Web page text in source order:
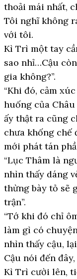
thoải mái nhất,
Tôi nghĩ không
với tôi.
Kì Trì một tay
sao nhỉ…Cậu
gia không?”.
“Khi đó, cảm
huống của
ấy thật ra cũng
chưa khống chế
mới phát tán
“Lục Thâm là
nhìn thấy dáng
thừng bày tỏ sẽ
trận”.
“Tớ khi đó chỉ
làm gì có
nhìn thấy cậu,
Cậu nói đến
Kì Trì cười lên,